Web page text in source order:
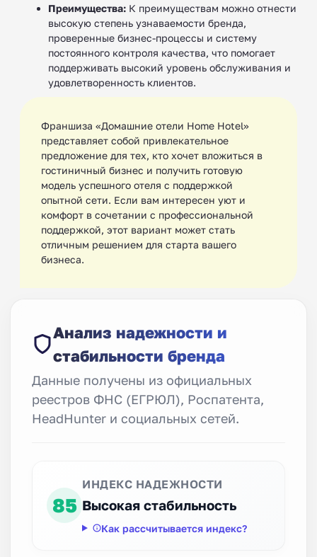
Преимущества: К преимуществам можно отнести
высокую степень узнаваемости бренда,
проверенные бизнес-процессы и систему
постоянного контроля качества, что помогает
поддерживать высокий уровень обслуживания и
удовлетворенность клиентов.
Франшиза «Домашние отели Home Hotel»
представляет собой привлекательное
предложение для тех, кто хочет вложиться в
гостиничный бизнес и получить готовую
модель успешного отеля с поддержкой
опытной сети. Если вам интересен уют и
комфорт в сочетании с профессиональной
поддержкой, этот вариант может стать
отличным решением для старта вашего
бизнеса.
Анализ надежности и
стабильности бренда
Данные получены из официальных
реестров ФНС (ЕГРЮЛ), Роспатента,
HeadHunter и социальных сетей.
85
ИНДЕКС НАДЕЖНОСТИ
Высокая стабильность
Как рассчитывается индекс?